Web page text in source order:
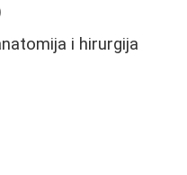
i hirurgija